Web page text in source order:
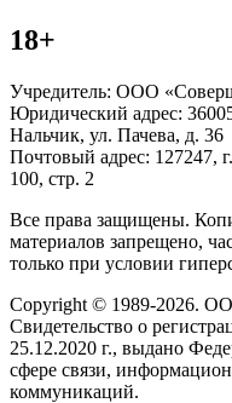
18+
Учредитель: ООО
Юридический адрес:
Нальчик, ул. Пачева, д. 36
Почтовый адрес: 127247,
100, стр. 2
Все права защищены.
материалов запрещено,
только при условии
Copyright © 1989-2026.
Свидетельство о
25.12.2020 г., выдано
сфере связи,
коммуникаций.